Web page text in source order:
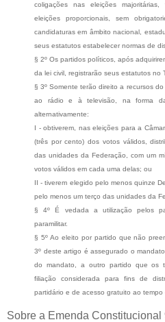
coligações nas eleições
eleições proporcionais, sem
candidaturas em âmbito nacional,
seus estatutos estabelecer normas de
§ 2º Os partidos políticos, após
da lei civil, registrarão seus estatutos no
§ 3º Somente terão direito a recursos
ao rádio e à televisão, na forma
alternativamente:
I - obtiverem, nas eleições para a
(três por cento) dos votos válidos,
das unidades da Federação, com um
votos válidos em cada uma delas; ou
II - tiverem elegido pelo menos quinze
pelo menos um terço das unidades da
§ 4º É vedada a utilização pelos
paramilitar.
§ 5º Ao eleito por partido que não
3º deste artigo é assegurado o
do mandato, a outro partido que os
filiação considerada para fins de
partidário e de acesso gratuito ao tempo
Sobre a Emenda